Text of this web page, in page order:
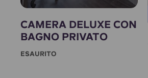
CAMERA DELUXE CON
BAGNO PRIVATO
ESAURITO